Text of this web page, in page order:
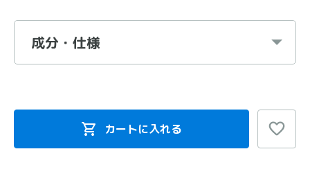
成分・仕様
カートに入れる